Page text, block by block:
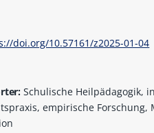
doi.org/10.57161/z2025-01-04
Schulische Heilpädagogik,
empirische Forschung,